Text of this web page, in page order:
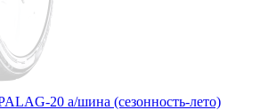
20 а/шина (сезонность-лето)